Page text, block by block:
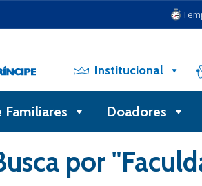
Institucional
Familiares Doadores
por